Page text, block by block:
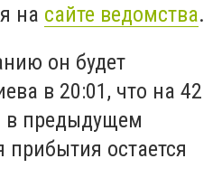
на сайте ведомства.
он будет
в 20:01, что на 42
в предыдущем
остается